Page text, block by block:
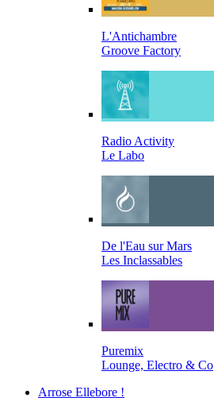
L'Antichambre
Groove Factory
Radio Activity
Le Labo
De l'Eau sur Mars
Les Inclassables
Puremix
Lounge, Electro & Co
Arrose Ellebore !